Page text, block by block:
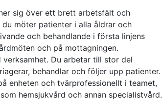
sig över ett brett arbetsfält och
möter patienter i alla åldrar och
och behandlande i första linjens
och på mottagningen.
Du arbetar till stor del
behandlar och följer upp patienter.
enheten och tvärprofessionellt i teamet,
hemsjukvård och annan specialistvård.